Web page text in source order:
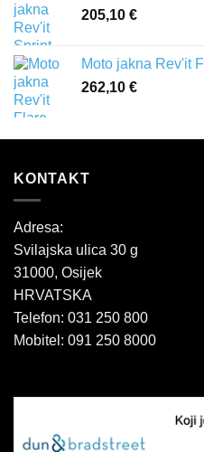
205,10 €
Moto jakna Rev'it
262,10 €
KONTAKT
Adresa:
Svilajska ulica 30 g
31000, Osijek
HRVATSKA
Telefon: 031 250 800
Mobitel: 091 250 8000